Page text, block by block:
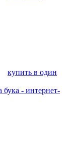
купить в один